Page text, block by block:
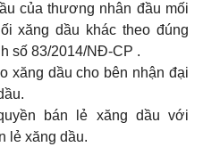
của thương nhân đầu mối
xăng dầu khác theo đúng
số 83/2014/NĐ-CP .
xăng dầu cho bên nhận đại
bán lẻ xăng dầu với
lẻ xăng dầu.